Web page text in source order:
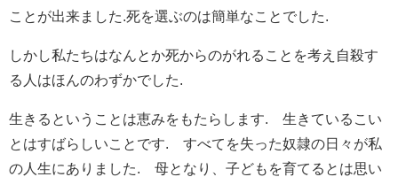
ことが出来ました.死を選ぶのは簡単なことでした.
しかし私たちはなんとか死からのがれることを考え自殺す
る人はほんのわずかでした.
生きるということは恵みをもたらします. 生きているこい
とはすばらしいことです. すべてを失った奴隷の日々が私
の人生にありました. 母となり、子どもを育てるとは思い